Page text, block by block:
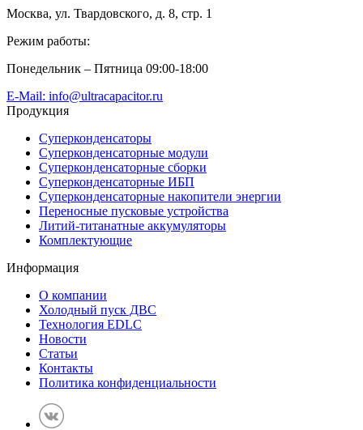
Москва, ул. Твардовского, д. 8, стр. 1
Режим работы:
Понедельник – Пятница 09:00-18:00
E-Mail: info@ultracapacitor.ru
Продукция
Суперконденсаторы
Суперконденсаторные модули
Суперконденсаторные сборки
Суперконденсаторные ИБП
Суперконденсаторные накопители энергии
Переносные пусковые устройства
Литий-титанатные аккумуляторы
Комплектующие
Информация
О компании
Холодный пуск ДВС
Технология EDLC
Новости
Статьи
Контакты
Политика конфиденциальности